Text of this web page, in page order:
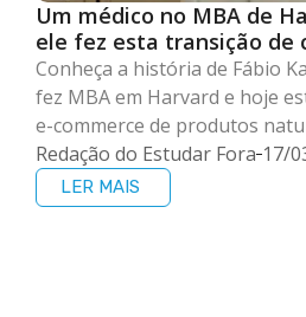
Um médico no MBA de
ele fez esta transição de
Conheça a história de Fábio
fez MBA em Harvard e hoje
e-commerce de produtos
Redação do Estudar Fora 17/
LER MAIS